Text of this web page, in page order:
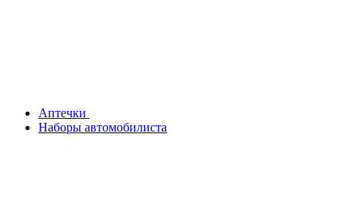
Аптечки
Наборы автомобилиста